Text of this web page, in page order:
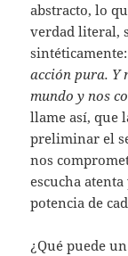
abstracto, lo
verdad literal,
sintéticamente:
acción pura. Y
mundo y nos
llame así, que
preliminar el
nos
escucha
potencia de
¿Qué puede